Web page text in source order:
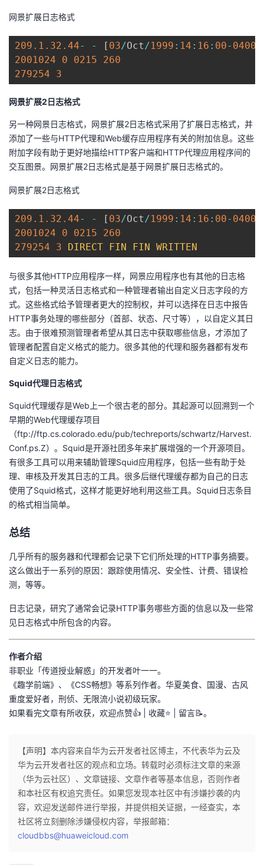
网景扩展日志格式
209.1 .32 .44- - [ 03/Oct/1999 : 14 : 16 : 00- 0400
2001024
0 0215
260
279254
3
网景扩展2日志格式
另一种网景日志格式，网景扩展2日志格式采用了扩展日志格式，并
添加了一些与HTTP代理和Web缓存应用程序有关的附加信息。这些
附加字段有助于更好地描绘HTTP客户端和HTTP代理应用程序间的
交互图景。网景扩展2日志格式是基于网景扩展日志格式的。
网景扩展2日志格式
209.1 .32 .44- - [ 03/Oct/1999 : 14 : 16 : 00- 0400
2001024
0 0215
260
279254
3 DIRECT FIN FIN WRITTEN
与很多其他HTTP应用程序一样，网景应用程序也有其他的日志格
式，包括一种灵活日志格式和一种管理者输出自定义日志字段的方
式。这些格式给予管理者更大的控制权，并可以选择在日志中报告
HTTP事务处理的哪些部分（首部、状态、尺寸等），以自定义其日
志。由于很难预测管理者希望从其日志中获取哪些信息，才添加了
管理者配置自定义格式的能力。很多其他的代理和服务器都有发布
自定义日志的能力。
Squid代理日志格式
Squid代理缓存是Web上一个很古老的部分。其起源可以回溯到一个
早期的Web代理缓存项目
（ftp://ftp.cs.colorado.edu/pub/techreports/schwartz/Harvest.
Conf.ps.Z）。Squid是开源社团多年来扩展增强的一个开源项目。
有很多工具可以用来辅助管理Squid应用程序，包括一些有助于处
理、审核及开发其日志的工具。很多后继代理缓存都为自己的日志
使用了Squid格式，这样才能更好地利用这些工具。Squid日志条目
的格式相当简单。
总结
几乎所有的服务器和代理都会记录下它们所处理的HTTP事务摘要。
这么做出于一系列的原因：跟踪使用情况、安全性、计费、错误检
测，等等。
日志记录，研究了通常会记录HTTP事务哪些方面的信息以及一些常
见日志格式中所包含的内容。
作者介绍
非职业「传道授业解惑」的开发者叶一一。
《趣学前端》、《CSS畅想》等系列作者。华夏美食、国漫、古风
重度爱好者，刑侦、无限流小说初级玩家。
如果看完文章有所收获，欢迎点赞👍 | 收藏⭐ ️ | 留言📝。
【声明】本内容来自华为云开发者社区博主，不代表华为云及
华为云开发者社区的观点和立场。转载时必须标注文章的来源
（华为云社区）、文章链接、文章作者等基本信息，否则作者
和本社区有权追究责任。如果您发现本社区中有涉嫌抄袭的内
容，欢迎发送邮件进行举报，并提供相关证据，一经查实，本
社区将立刻删除涉嫌侵权内容，举报邮箱：
cloudbbs@huaweicloud.com